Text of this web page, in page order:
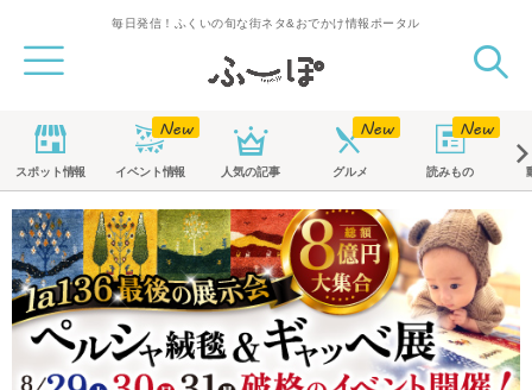
毎日発信！ふくいの旬な街ネタ&おでかけ情報ポータル
スポット情報 イベント情報 人気の記事 グルメ 読みもの